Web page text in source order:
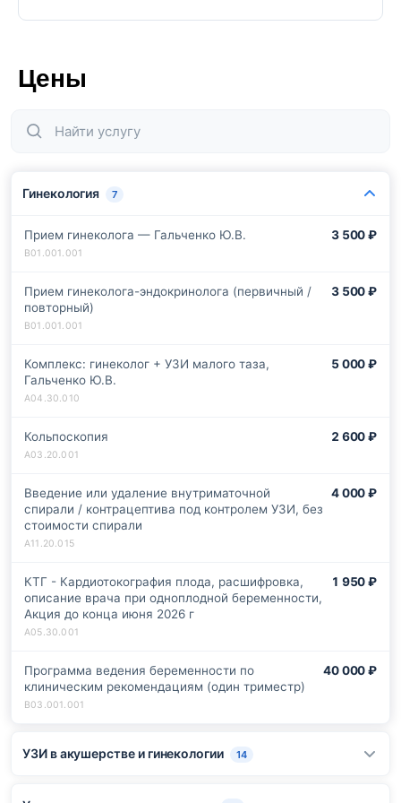
Цены
Гинекология 7
Прием гинеколога — Гальченко Ю.В. 3 500 ₽
Прием гинеколога-эндокринолога (первичный /
повторный)
3 500 ₽
Комплекс: гинеколог + УЗИ малого таза,
Гальченко Ю.В.
5 000 ₽
Кольпоскопия 2 600 ₽
Введение или удаление внутриматочной
спирали / контрацептива под контролем УЗИ, без
стоимости спирали
4 000 ₽
КТГ - Кардиотокография плода, расшифровка,
описание врача при одноплодной беременности,
Акция до конца июня 2026 г
1 950 ₽
Программа ведения беременности по
клиническим рекомендациям (один триместр)
40 000 ₽
УЗИ в акушерстве и гинекологии 14